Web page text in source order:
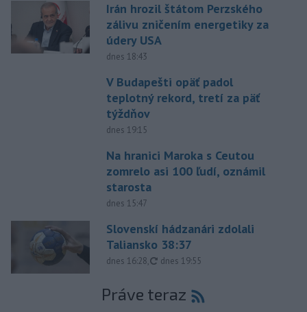
Irán hrozil štátom Perzského
zálivu zničením energetiky za
údery USA
dnes 18:43
V Budapešti opäť padol
teplotný rekord, tretí za päť
týždňov
dnes 19:15
Na hranici Maroka s Ceutou
zomrelo asi 100 ľudí, oznámil
starosta
dnes 15:47
Slovenskí hádzanári zdolali
Taliansko 38:37
dnes 16:28, aktualizované
dnes 19:55
Práve teraz